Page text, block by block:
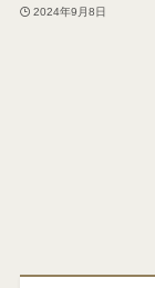
2024年9月8日